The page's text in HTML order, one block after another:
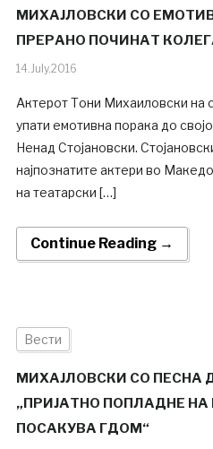
МИХАЈЛОВСКИ СО
ПРЕРАНО ПОЧИНАТ
14.July.2016
Актерот Тони Михаиловски на
упати емотивна порака до
Ненад Стојановски.
најпознатите актери во
на театарски […]
Continue Reading →
Вести
МИХАЈЛОВСКИ СО ПЕСНА
„ПРИЈАТНО ПОПЛАДНЕ
ПОСАКУВА ГДОМ“